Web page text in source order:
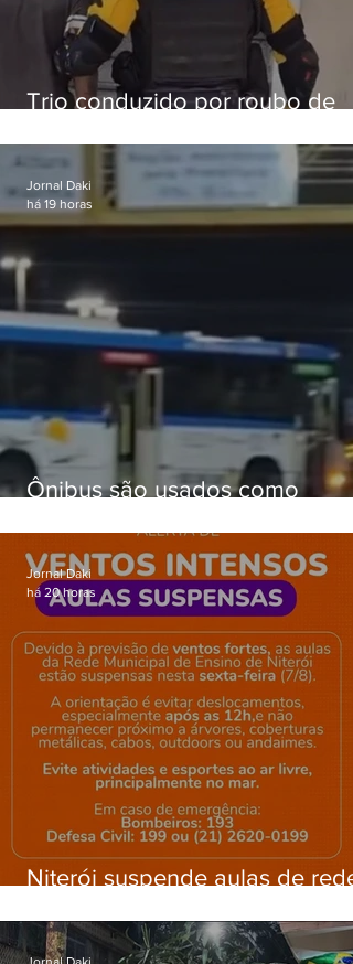
Trio conduzido por roubo de
passagens
Ônibus são usados como
Gardênia Azul
Jornal Daki
há 19 horas
Niterói suspende aulas de rede
ventos fortes nesta sexta (7)
Jornal Daki
há 20 horas